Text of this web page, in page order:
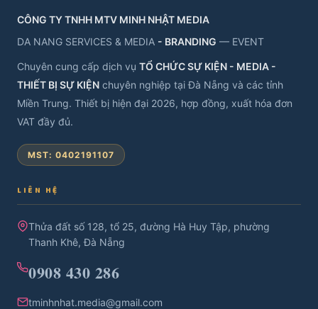
CÔNG TY TNHH MTV MINH NHẬT MEDIA
DA NANG SERVICES & MEDIA - BRANDING — EVENT
Chuyên cung cấp dịch vụ TỔ CHỨC SỰ KIỆN - MEDIA -
THIẾT BỊ SỰ KIỆN chuyên nghiệp tại Đà Nẵng và các tỉnh
Miền Trung. Thiết bị hiện đại 2026, hợp đồng, xuất hóa đơn
VAT đầy đủ.
MST: 0402191107
LIÊN HỆ
Thửa đất số 128, tổ 25, đường Hà Huy Tập, phường
Thanh Khê, Đà Nẵng
0908 430 286
tminhnhat.media@gmail.com